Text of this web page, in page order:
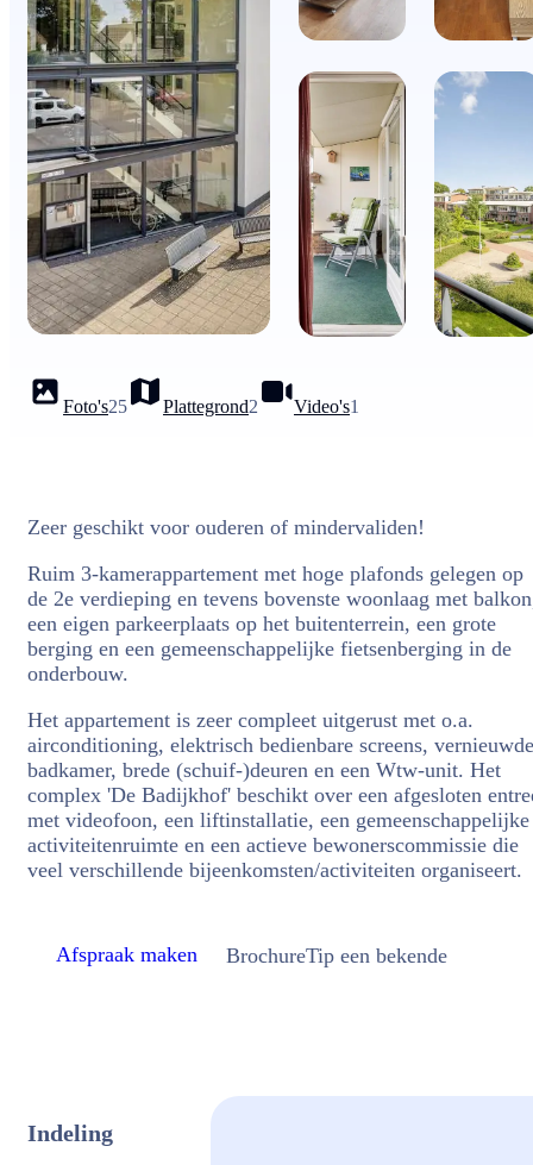
Foto's25 Plattegrond2 Video's1
Zeer geschikt voor ouderen of mindervaliden!
Ruim 3-kamerappartement met hoge plafonds gelegen op
de 2e verdieping en tevens bovenste woonlaag met
een eigen parkeerplaats op het buitenterrein, een grote
berging en een gemeenschappelijke fietsenberging in de
onderbouw.
Het appartement is zeer compleet uitgerust met o.a.
airconditioning, elektrisch bedienbare screens, vernieuwde
badkamer, brede (schuif-)deuren en een Wtw-unit. Het
complex 'De Badijkhof' beschikt over een afgesloten
met videofoon, een liftinstallatie, een gemeenschappelijke
activiteitenruimte en een actieve bewonerscommissie die
veel verschillende bijeenkomsten/activiteiten organiseert.
Afspraak maken BrochureTip een bekende
Indeling